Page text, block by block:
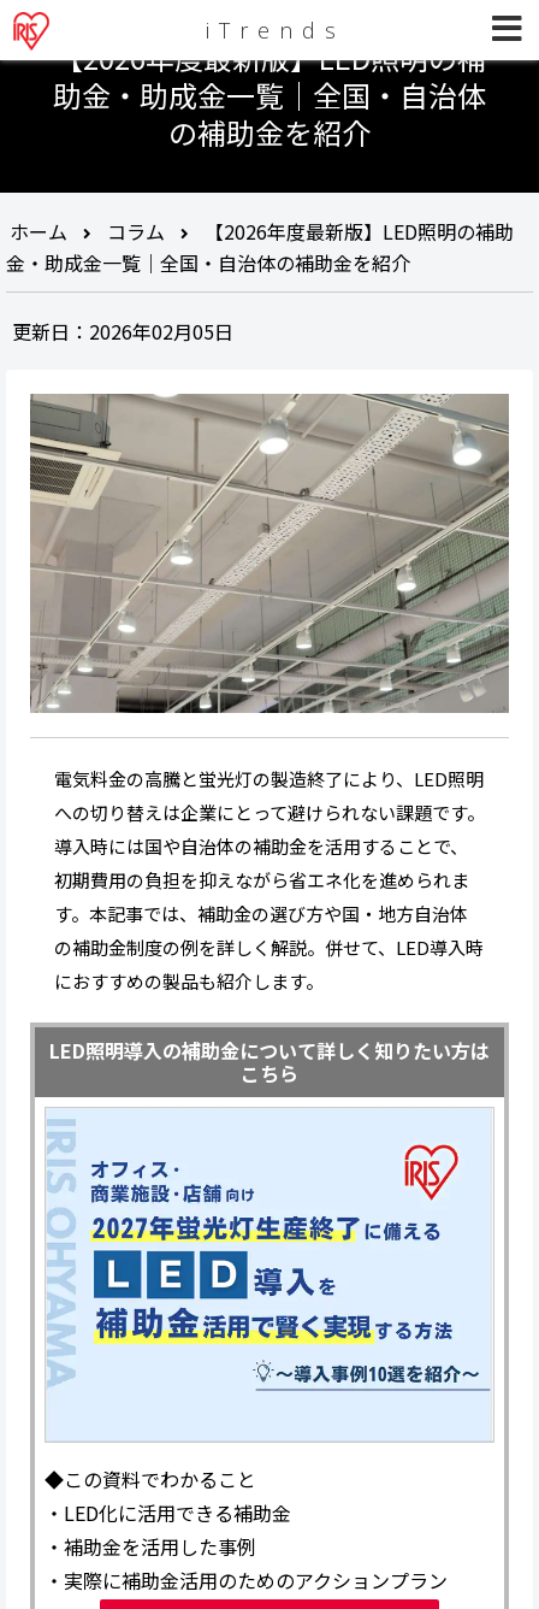
【2026年度最新版】LED照明の補
助金・助成金一覧｜全国・自治体
の補助金を紹介
ホーム コラム
【2026年度最新版】LED照明の補助
金・助成金一覧｜全国・自治体の補助金を紹介
更新日：2026年02月05日
電気料金の高騰と蛍光灯の製造終了により、LED照明
への切り替えは企業にとって避けられない課題です。
導入時には国や自治体の補助金を活用することで、
初期費用の負担を抑えながら省エネ化を進められま
す。本記事では、補助金の選び方や国・地方自治体
の補助金制度の例を詳しく解説。併せて、LED導入時
におすすめの製品も紹介します。
LED照明導入の補助金について詳しく知りたい方は
こちら
◆この資料でわかること
・LED化に活用できる補助金
・補助金を活用した事例
・実際に補助金活用のためのアクションプラン
iTrends